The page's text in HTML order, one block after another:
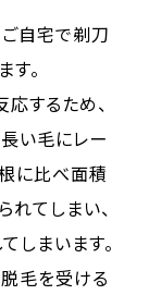
自宅で剃刀
。
するため、
い毛にレー
に比べ面積
れてしまい、
しまいます。
毛を受ける